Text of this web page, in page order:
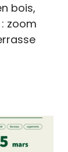
bois,
zoom